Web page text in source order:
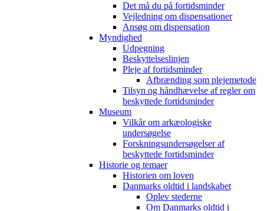
Det må du på fortidsminder
Vejledning om dispensationer
Ansøg om dispensation
Myndighed
Udpegning
Beskyttelseslinjen
Pleje af fortidsminder
Afbrænding som plejemetode
Tilsyn og håndhævelse af regler om
beskyttede fortidsminder
Museum
Vilkår om arkæologiske
undersøgelse
Forskningsundersøgelser af
beskyttede fortidsminder
Historie og temaer
Historien om loven
Danmarks oldtid i landskabet
Oplev stederne
Om Danmarks oldtid i